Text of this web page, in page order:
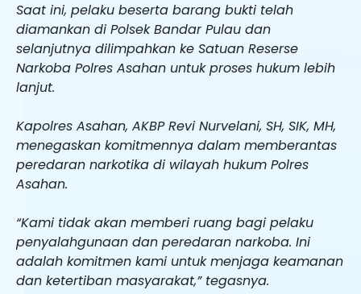
Saat ini, pelaku beserta barang bukti telah
diamankan di Polsek Bandar Pulau dan
selanjutnya dilimpahkan ke Satuan Reserse
Narkoba Polres Asahan untuk proses hukum lebih
lanjut.
Kapolres Asahan, AKBP Revi Nurvelani, SH, SIK, MH,
menegaskan komitmennya dalam memberantas
peredaran narkotika di wilayah hukum Polres
Asahan.
“Kami tidak akan memberi ruang bagi pelaku
penyalahgunaan dan peredaran narkoba. Ini
adalah komitmen kami untuk menjaga keamanan
dan ketertiban masyarakat,” tegasnya.